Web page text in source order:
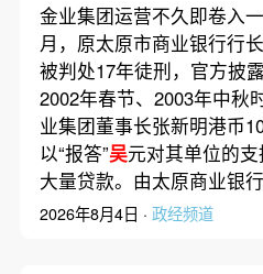
金业集团运营不久即卷入
月，原太原市商业银行行长
被判处17年徒刑，官方披
2002年春节、2003年中秋
业集团董事长张新明港币
以“报答”吴元对其单位的
大量贷款。由太原商业银
2026年8月4日 · 政经频道